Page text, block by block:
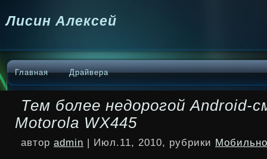
Лисин Алексей
Главная Драйвера
Тем более недорогой Android-
Motorola WX445
автор admin | Июл.11, 2010, рубрики